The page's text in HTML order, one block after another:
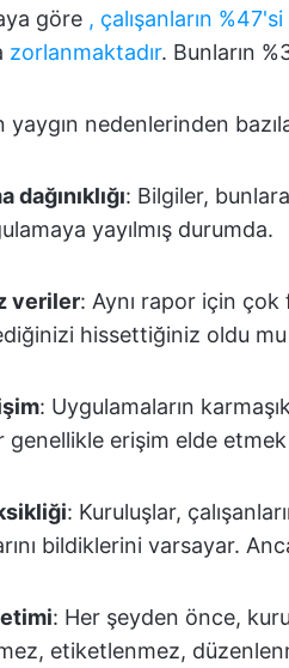
göre , çalışanların %47'si
zorlanmaktadır. Bunların
yaygın nedenlerinden
dağınıklığı: Bilgiler,
yayılmış durumda.
veriler: Aynı rapor için
hissettiğiniz oldu
: Uygulamaların
genellikle erişim elde
: Kuruluşlar,
bildiklerini varsayar.
: Her şeyden önce,
etiketlenmez,